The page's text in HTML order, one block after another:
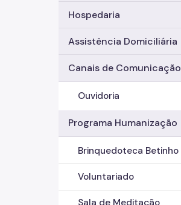
Hospedaria
Assistência Domiciliária
Canais de Comunicação
Ouvidoria
Programa Humanização
Brinquedoteca Betinho
Voluntariado